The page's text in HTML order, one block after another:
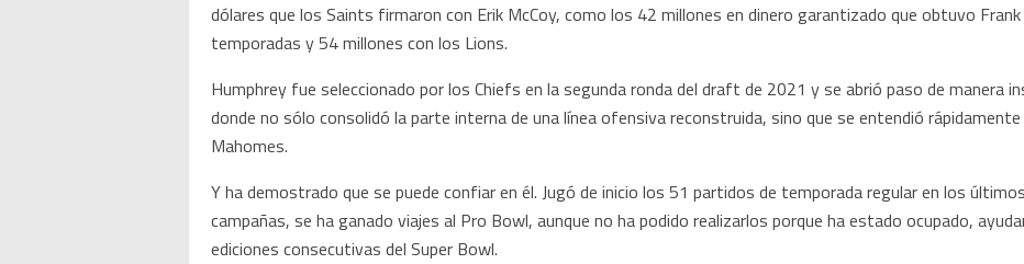
dólares que los Saints firmaron con Erik McCoy, como los 42 millones en dinero garantizado que obtuvo
temporadas y 54 millones con los Lions.
Humphrey fue seleccionado por los Chiefs en la segunda ronda del draft de 2021 y se abrió paso de manera
donde no sólo consolidó la parte interna de una línea ofensiva reconstruida, sino que se entendió
Mahomes.
Y ha demostrado que se puede confiar en él. Jugó de inicio los 51 partidos de temporada regular en los
campañas, se ha ganado viajes al Pro Bowl, aunque no ha podido realizarlos porque ha estado ocupado,
ediciones consecutivas del Super Bowl.